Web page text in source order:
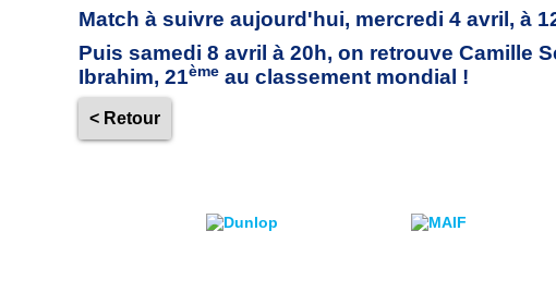
Match à suivre aujourd'hui, mercredi 4 avril, à
Puis samedi 8 avril à 20h, on retrouve Camille
Ibrahim, 21ème au classement mondial !
< Retour